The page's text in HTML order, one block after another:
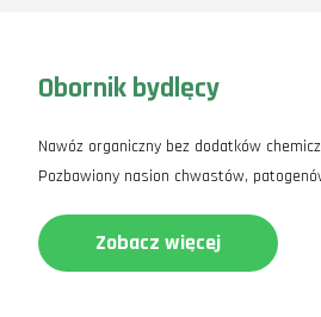
Obornik bydlęcy
Nawóz organiczny bez dodatków
Pozbawiony nasion chwastów,
Zobacz więcej